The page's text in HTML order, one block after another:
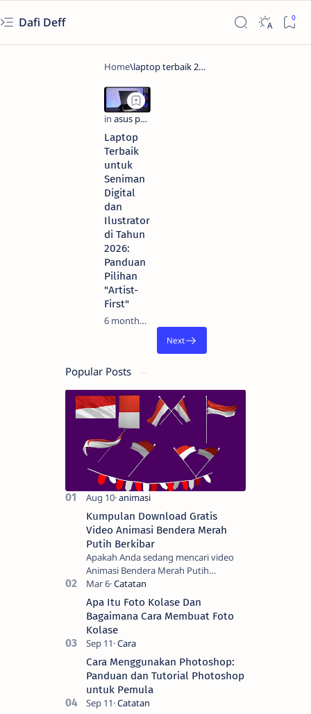
Dafi Deff
Laptop
Terbaik
untuk
Seniman
Digital
dan
Ilustrator
di Tahun
2026:
Panduan
Pilihan
"Artist-
First"
6 months ago
Popular Posts
Kumpulan Download Gratis
Video Animasi Bendera Merah
Putih Berkibar
Apakah Anda sedang mencari video
Animasi Bendera Merah Putih
Berkibar? Nah, berikut ini adalah
kumpulan video animasi bendera
Negara Kesatuan Republi…
Apa Itu Foto Kolase Dan
Bagaimana Cara Membuat Foto
Kolase
Cara Menggunakan Photoshop:
Panduan dan Tutorial Photoshop
untuk Pemula